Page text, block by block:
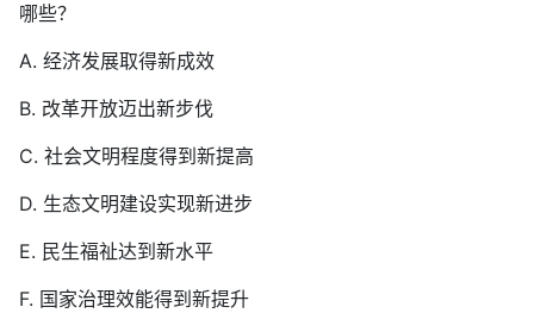
哪些？
A. 经济发展取得新成效
B. 改革开放迈出新步伐
C. 社会文明程度得到新提高
D. 生态文明建设实现新进步
E. 民生福祉达到新水平
F. 国家治理效能得到新提升